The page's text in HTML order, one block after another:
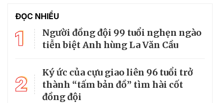
ĐỌC NHIỀU
1
Người đồng đội 99 tuổi nghẹn ngào
tiễn biệt Anh hùng La Văn Cầu
2
Ký ức của cựu giao liên 96 tuổi trở
thành “tấm bản đồ” tìm hài cốt
đồng đội